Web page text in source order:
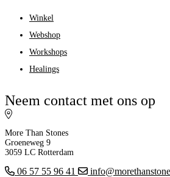
Winkel
Webshop
Workshops
Healings
Neem contact met ons op
More Than Stones
Groeneweg 9
3059 LC Rotterdam
06 57 55 96 41